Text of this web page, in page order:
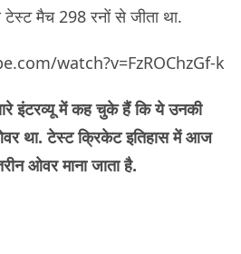
मैच 298 रनों से जीता था.
watch?v=FzROChzGf-k
इंटरव्यू में कह चुके हैं कि ये उनकी
था. टेस्ट क्रिकेट इतिहास में आज
ओवर माना जाता है.